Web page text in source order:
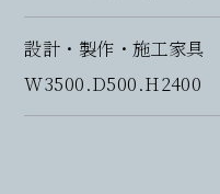
設計・製作・施工家具
W3500.D500.H2400